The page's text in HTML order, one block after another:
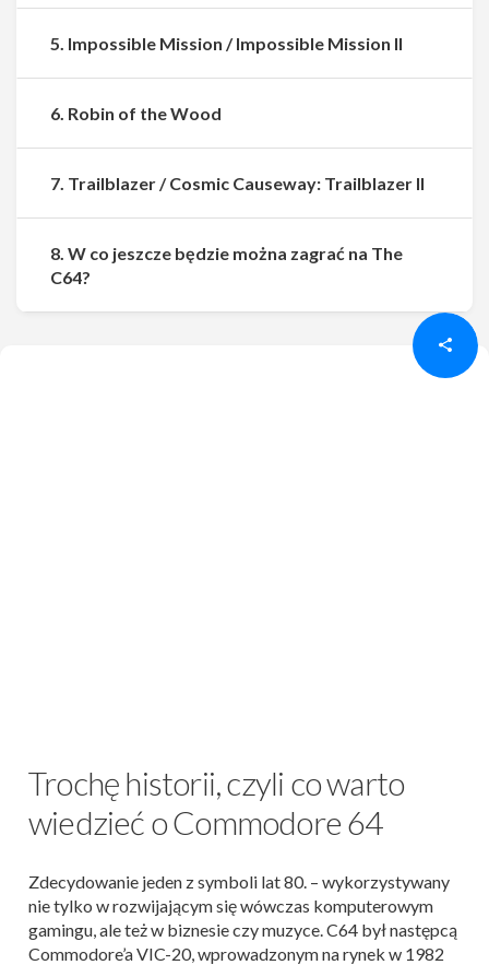
Trochę historii, czyli co warto
wiedzieć o Commodore 64
Zdecydowanie jeden z symboli lat 80. – wykorzystywany
nie tylko w rozwijającym się wówczas komputerowym
gamingu, ale też w biznesie czy muzyce. C64 był następcą
Commodore’a VIC-20, wprowadzonym na rynek w 1982
5. Impossible Mission / Impossible Mission II
6. Robin of the Wood
7. Trailblazer / Cosmic Causeway: Trailblazer II
8. W co jeszcze będzie można zagrać na The
C64?